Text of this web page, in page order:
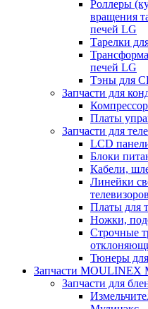
Роллеры
вращения
печей LG
Тарелки
печей LG
Тэны для
Запчасти для
Платы
Запчасти для
LCD
Блоки
Кабели,
Линейки
Платы для
Ножки,
Строчные
Тюнеры
Запчасти MOULINEX
Запчасти для